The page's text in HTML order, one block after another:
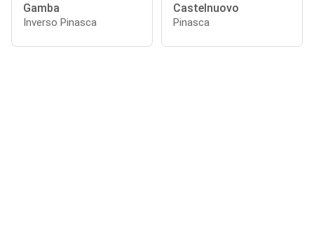
Gamba
Inverso Pinasca
Castelnuovo
Pinasca